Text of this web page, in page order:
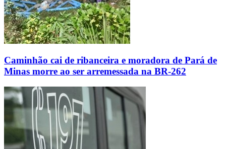
Caminhão cai de ribanceira e moradora de Pará de
Minas morre ao ser arremessada na BR-262